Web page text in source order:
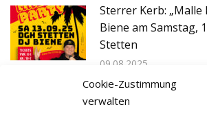
Cookie-Zustimmung
verwalten
Sterrer Kerb: „Malle
Biene am Samstag,
Stetten
09.08.2025
Kinderfastnacht in